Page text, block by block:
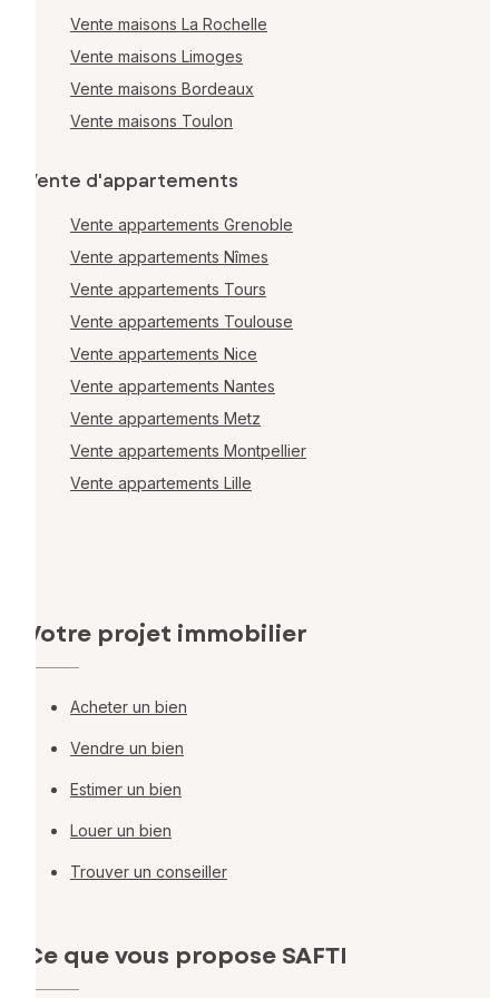
Vente maisons La Rochelle
Vente maisons Limoges
Vente maisons Bordeaux
Vente maisons Toulon
Vente d'appartements
Vente appartements Grenoble
Vente appartements Nîmes
Vente appartements Tours
Vente appartements Toulouse
Vente appartements Nice
Vente appartements Nantes
Vente appartements Metz
Vente appartements Montpellier
Vente appartements Lille
Votre projet immobilier
Acheter un bien
Vendre un bien
Estimer un bien
Louer un bien
Trouver un conseiller
Ce que vous propose SAFTI